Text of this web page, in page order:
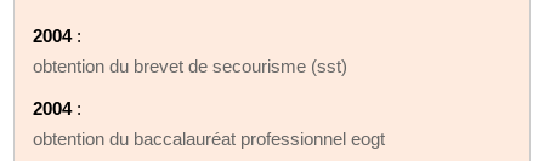
2004:
obtention du brevet de secourisme (sst)
2004:
obtention du baccalauréat professionnel eogt